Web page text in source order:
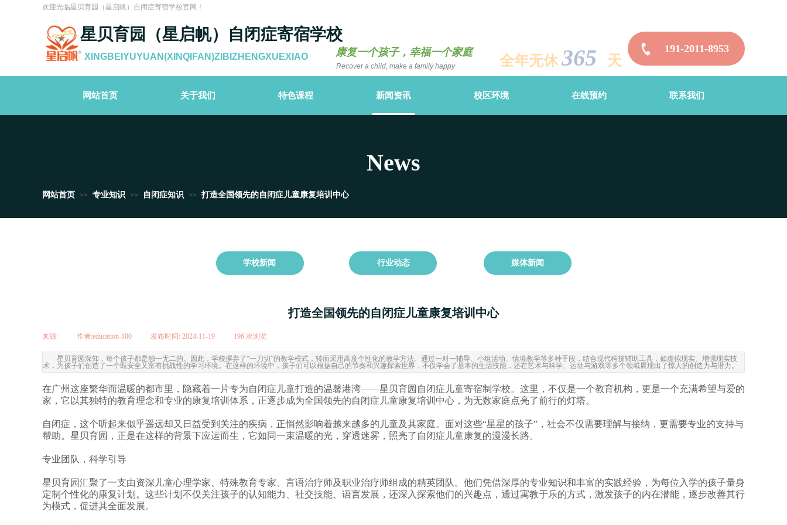
191-2011-8953
星贝育园（星启帆）自闭症寄宿学校
XINGBEIYUYUAN(XINQIFAN)ZIBIZHENGXUEXIAO 康复一个孩子，幸福一个家庭
Recover a child, make a family happy 全年无休365 天
欢迎光临星贝育园（星启帆）自闭症寄宿学校官网！
网站首页 关于我们 特色课程 新闻资讯 校区环境 在线预约 联系我们
网站首页 >> 专业知识 >> 自闭症知识 >> 打造全国领先的自闭症儿童康复培训中心
News
学校新闻 行业动态 媒体新闻
打造全国领先的自闭症儿童康复培训中心
来源: 作者:education-100 发布时间: 2024-11-19 196 次浏览
星贝育园深知，每个孩子都是独一无二的。因此，学校摒弃了“一刀切”的教学模式，转而采用高度个性化的教学方法。通过一对一辅导、小组活动、情境教学等多种手段，结合现代科技辅助工具，如虚拟现实、增强现实技
术，为孩子们创造了一个既安全又富有挑战性的学习环境。在这样的环境中，孩子们可以根据自己的节奏和兴趣探索世界，不仅学会了基本的生活技能，还在艺术与科学、运动与游戏等多个领域展现出了惊人的创造力与潜力。
在广州这座繁华而温暖的都市里，隐藏着一片专为自闭症儿童打造的温馨港湾——星贝育园自闭症儿童寄宿制学校。这里，不仅是一个教育机构，更是一个充满希望与爱的
家，它以其独特的教育理念和专业的康复培训体系，正逐步成为全国领先的自闭症儿童康复培训中心，为无数家庭点亮了前行的灯塔。
自闭症，这个听起来似乎遥远却又日益受到关注的疾病，正悄然影响着越来越多的儿童及其家庭。面对这些“星星的孩子”，社会不仅需要理解与接纳，更需要专业的支持与
帮助。星贝育园，正是在这样的背景下应运而生，它如同一束温暖的光，穿透迷雾，照亮了自闭症儿童康复的漫漫长路。
专业团队，科学引导
星贝育园汇聚了一支由资深儿童心理学家、特殊教育专家、言语治疗师及职业治疗师组成的精英团队。他们凭借深厚的专业知识和丰富的实践经验，为每位入学的孩子量身
定制个性化的康复计划。这些计划不仅关注孩子的认知能力、社交技能、语言发展，还深入探索他们的兴趣点，通过寓教于乐的方式，激发孩子的内在潜能，逐步改善其行
为模式，促进其全面发展。